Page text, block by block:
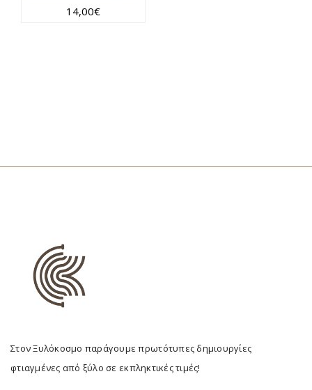
14,00€
Στον Ξυλόκοσμο παράγουμε πρωτότυπες δημιουργίες
φτιαγμένες από ξύλο σε εκπληκτικές τιμές!